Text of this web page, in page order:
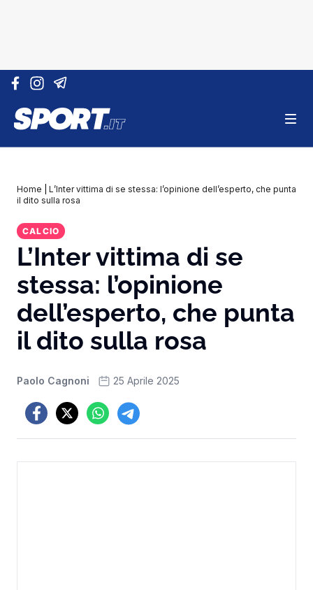
Vai al contenuto
Home
L’Inter vittima di se stessa: l’opinione dell’esperto, che punta
il dito sulla rosa
CALCIO
L’Inter vittima di se
stessa: l’opinione
dell’esperto, che punta
il dito sulla rosa
Paolo Cagnoni 25 Aprile 2025